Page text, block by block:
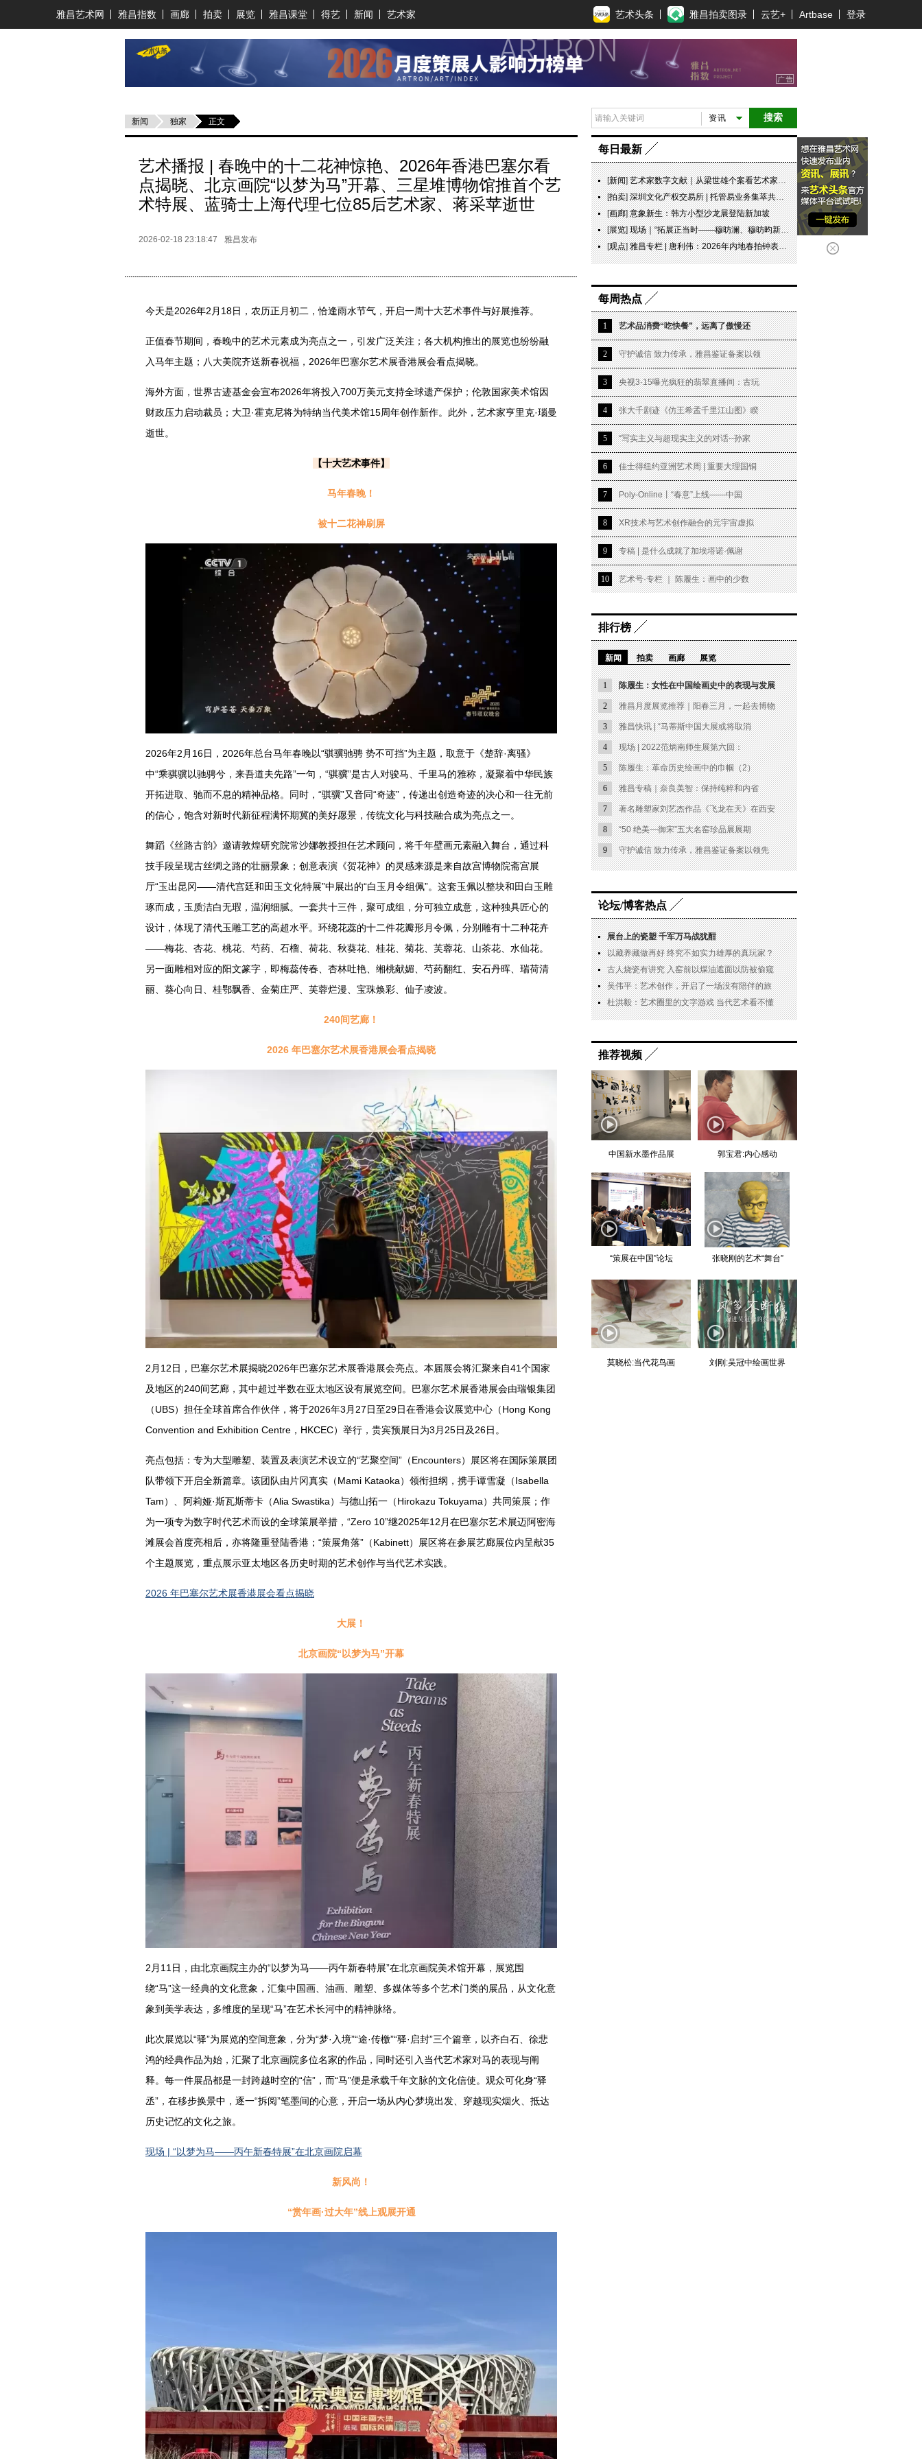
雅昌艺术网 雅昌指数 画廊 拍卖 展览 雅昌课堂 得艺 新闻 艺术家 艺术头条 雅昌拍卖图录 云艺+ Artbase 登录
新闻 独家 正文
艺术播报 | 春晚中的十二花神惊艳、2026年香港巴塞尔看
点揭晓、北京画院“以梦为马”开幕、三星堆博物馆推首个艺
术特展、蓝骑士上海代理七位85后艺术家、蒋采苹逝世
2026-02-18 23:18:47 雅昌发布
今天是2026年2月18日，农历正月初二，恰逢雨水节气，开启一周十大艺术事件与好展推荐。
正值春节期间，春晚中的艺术元素成为亮点之一，引发广泛关注；各大机构推出的展览也纷纷融
入马年主题；八大美院齐送新春祝福，2026年巴塞尔艺术展香港展会看点揭晓。
海外方面，世界古迹基金会宣布2026年将投入700万美元支持全球遗产保护；伦敦国家美术馆因
财政压力启动裁员；大卫·霍克尼将为特纳当代美术馆15周年创作新作。此外，艺术家亨里克·瑙曼
逝世。
【十大艺术事件】
马年春晚！
被十二花神刷屏
2026年2月16日，2026年总台马年春晚以“骐骥驰骋 势不可挡”为主题，取意于《楚辞·离骚》
中“乘骐骥以驰骋兮，来吾道夫先路”一句，“骐骥”是古人对骏马、千里马的雅称，凝聚着中华民族
开拓进取、驰而不息的精神品格。同时，“骐骥”又音同“奇迹”，传递出创造奇迹的决心和一往无前
的信心，饱含对新时代新征程满怀期冀的美好愿景，传统文化与科技融合成为亮点之一。
舞蹈《丝路古韵》邀请敦煌研究院常沙娜教授担任艺术顾问，将千年壁画元素融入舞台，通过科
技手段呈现古丝绸之路的壮丽景象；创意表演《贺花神》的灵感来源是来自故宫博物院斋宫展
厅“玉出昆冈——清代宫廷和田玉文化特展”中展出的“白玉月令组佩”。这套玉佩以整块和田白玉雕
琢而成，玉质洁白无瑕，温润细腻。一套共十三件，聚可成组，分可独立成意，这种独具匠心的
设计，体现了清代玉雕工艺的高超水平。环绕花蕊的十二件花瓣形月令佩，分别雕有十二种花卉
——梅花、杏花、桃花、芍药、石榴、荷花、秋葵花、桂花、菊花、芙蓉花、山茶花、水仙花。
另一面雕相对应的阳文篆字，即梅蕊传春、杏林吐艳、缃桃献媚、芍药翻红、安石丹晖、瑞荷清
丽、葵心向日、桂鄂飘香、金菊庄严、芙蓉烂漫、宝珠焕彩、仙子凌波。
240间艺廊！
2026 年巴塞尔艺术展香港展会看点揭晓
2月12日，巴塞尔艺术展揭晓2026年巴塞尔艺术展香港展会亮点。本届展会将汇聚来自41个国家
及地区的240间艺廊，其中超过半数在亚太地区设有展览空间。巴塞尔艺术展香港展会由瑞银集团
（UBS）担任全球首席合作伙伴，将于2026年3月27日至29日在香港会议展览中心（Hong Kong
Convention and Exhibition Centre，HKCEC）举行，贵宾预展日为3月25日及26日。
亮点包括：专为大型雕塑、装置及表演艺术设立的“艺聚空间”（Encounters）展区将在国际策展团
队带领下开启全新篇章。该团队由片冈真实（Mami Kataoka）领衔担纲，携手谭雪凝（Isabella
Tam）、阿莉娅·斯瓦斯蒂卡（Alia Swastika）与德山拓一（Hirokazu Tokuyama）共同策展；作
为一项专为数字时代艺术而设的全球策展举措，“Zero 10”继2025年12月在巴塞尔艺术展迈阿密海
滩展会首度亮相后，亦将隆重登陆香港；“策展角落”（Kabinett）展区将在参展艺廊展位内呈献35
个主题展览，重点展示亚太地区各历史时期的艺术创作与当代艺术实践。
2026 年巴塞尔艺术展香港展会看点揭晓
大展！
北京画院“以梦为马”开幕
2月11日，由北京画院主办的“以梦为马——丙午新春特展”在北京画院美术馆开幕，展览围
绕“马”这一经典的文化意象，汇集中国画、油画、雕塑、多媒体等多个艺术门类的展品，从文化意
象到美学表达，多维度的呈现“马”在艺术长河中的精神脉络。
此次展览以“驿”为展览的空间意象，分为“梦·入境”“途·传檄”“驿·启封”三个篇章，以齐白石、徐悲
鸿的经典作品为始，汇聚了北京画院多位名家的作品，同时还引入当代艺术家对马的表现与阐
释。每一件展品都是一封跨越时空的“信”，而“马”便是承载千年文脉的文化信使。观众可化身“驿
丞”，在移步换景中，逐一“拆阅”笔墨间的心意，开启一场从内心梦境出发、穿越现实烟火、抵达
历史记忆的文化之旅。
现场 | “以梦为马——丙午新春特展”在北京画院启幕
新风尚！
“赏年画·过大年”线上观展开通
搜索
资讯
每日最新
[新闻]艺术家数字文献｜从梁世雄个案看艺术家艺术数字文献的重要性和紧迫性
[拍卖]深圳文化产权交易所 | 托管易业务集萃共赏 吉光瓷影
[画廊]意象新生：韩方小型沙龙展登陆新加坡
[展览]现场｜“拓展正当时——穆昉澜、穆昉昀新帛画艺术展”在京展出
[观点]雅昌专栏 | 唐利伟：2026年内地春拍钟表市场观察 赛道重构、圈层分化与收藏逻辑迭代
每周热点
1 艺术品消费“吃快餐”，远离了傲慢还
2 守护诚信 致力传承，雅昌鉴证备案以领
3 央视3·15曝光疯狂的翡翠直播间：古玩
4 张大千剧迹《仿王希孟千里江山图》睽
5 “写实主义与超现实主义的对话--孙家
6 佳士得纽约亚洲艺术周 | 重要大理国铜
7 Poly-Online丨“春意”上线——中国
8 XR技术与艺术创作融合的元宇宙虚拟
9 专稿 | 是什么成就了加埃塔诺·佩谢
10 艺术号·专栏 ｜ 陈履生：画中的少数
排行榜
新闻 拍卖 画廊 展览
1 陈履生：女性在中国绘画史中的表现与发展
2 雅昌月度展览推荐｜阳春三月，一起去博物
3 雅昌快讯 | “马蒂斯中国大展或将取消
4 现场 | 2022范炳南师生展第六回：
5 陈履生：革命历史绘画中的巾帼（2）
6 雅昌专稿｜奈良美智：保持纯粹和内省
7 著名雕塑家刘艺杰作品《飞龙在天》在西安
8 “50 绝美—御宋”五大名窑珍品展展期
9 守护诚信 致力传承，雅昌鉴证备案以领先
论坛/博客热点
展台上的瓷塑 千军万马战犹酣
以藏养藏做再好 终究不如实力雄厚的真玩家？
古人烧瓷有讲究 入窑前以煤油遮面以防被偷窥
吴伟平：艺术创作，开启了一场没有陪伴的旅
杜洪毅：艺术圈里的文字游戏 当代艺术看不懂
推荐视频
中国新水墨作品展 郭宝君:内心感动
“策展在中国”论坛 张晓刚的艺术“舞台”
莫晓松:当代花鸟画 刘刚:吴冠中绘画世界